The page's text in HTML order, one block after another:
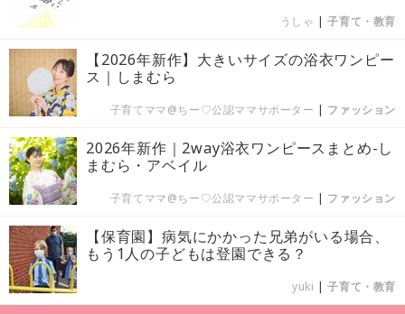
うしゃ |子育て・教育
【2026年新作】大きいサイズの浴衣ワンピー
ス｜しまむら
子育てママ@ちー♡公認ママサポーター | ファッション
2026年新作｜2way浴衣ワンピースまとめ-し
まむら・アベイル
子育てママ@ちー♡公認ママサポーター | ファッション
【保育園】病気にかかった兄弟がいる場合、
もう1人の子どもは登園できる？
yuki |子育て・教育